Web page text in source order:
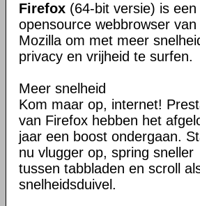
Firefox (64-bit versie) is een
opensource webbrowser van
Mozilla om met meer
privacy en vrijheid te surfen.
Meer snelheid
Kom maar op, internet!
van Firefox hebben het
jaar een boost ondergaan.
nu vlugger op, spring sneller
tussen tabbladen en scroll
snelheidsduivel.